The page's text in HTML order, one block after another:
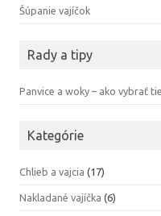
Šúpanie vajíčok
Rady a tipy
Panvice a woky – ako vybrať
Kategórie
Chlieb a vajcia (17)
Nakladané vajíčka (6)